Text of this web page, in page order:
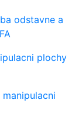
odstavne a
plochy